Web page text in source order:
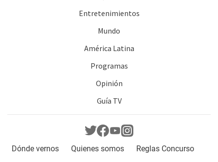
Entretenimientos
Mundo
América Latina
Programas
Opinión
Guía TV
Dónde vernos Quienes somos
Reglas Concurso